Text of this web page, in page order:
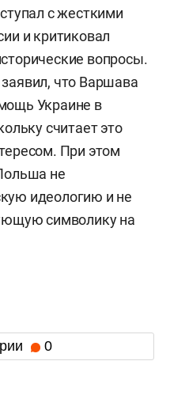
с жесткими
и критиковал
вопросы.
что Варшава
Украине в
считает это
При этом
не
идеологию и не
символику на
0